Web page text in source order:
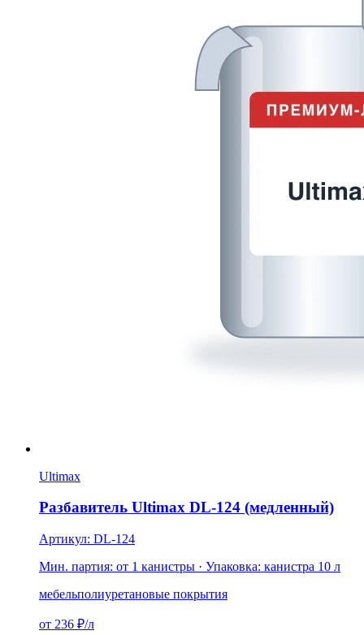
Ultimax
Разбавитель Ultimax DL-124 (медленный)
Артикул: DL-124
Мин. партия: от 1 канистры · Упаковка: канистра 10 л
мебельполиуретановые покрытия
от 236 ₽/л